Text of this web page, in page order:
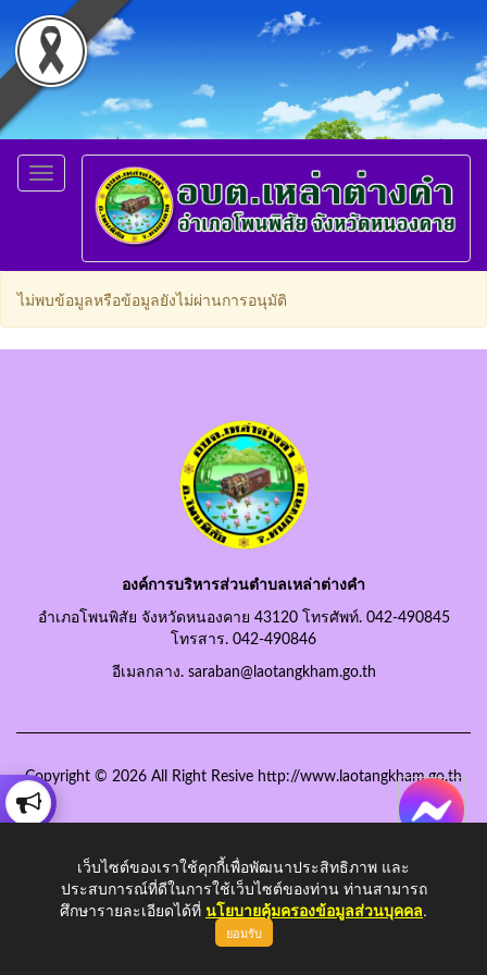
Toggle
navigation
ไม่พบข้อมูลหรือข้อมูลยังไม่ผ่านการอนุมัติ
องค์การบริหารส่วนตำบลเหล่าต่างคำ
อำเภอโพนพิสัย จังหวัดหนองคาย 43120 โทรศัพท์. 042-490845
โทรสาร. 042-490846
อีเมลกลาง. saraban@laotangkham.go.th
Copyright © 2026 All Right Resive http://www.laotangkham.go.th
เว็บไซต์ของเราใช้คุกกี้เพื่อพัฒนาประสิทธิภาพ และ
ประสบการณ์ที่ดีในการใช้เว็บไซต์ของท่าน ท่านสามารถ
ศึกษารายละเอียดได้ที่ นโยบายคุ้มครองข้อมูลส่วนบุคคล.
ยอมรับ